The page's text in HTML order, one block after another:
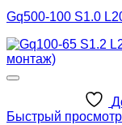
Gq500-100 S1.0
Быстрый просмотр